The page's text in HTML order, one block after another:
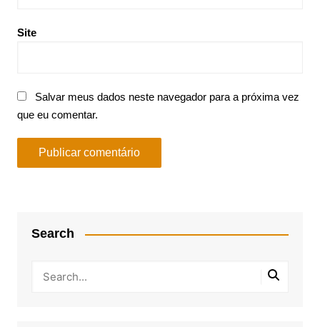
Site
Salvar meus dados neste navegador para a próxima vez
que eu comentar.
Search